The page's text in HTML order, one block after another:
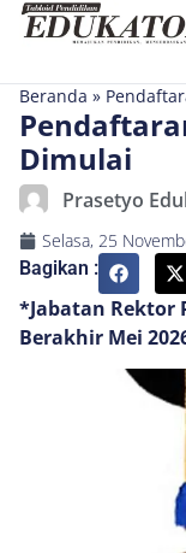
Beranda »
Dimulai
Prasetyo
Selasa, 25
Bagikan :
*Jabatan Rektor
Berakhir Mei